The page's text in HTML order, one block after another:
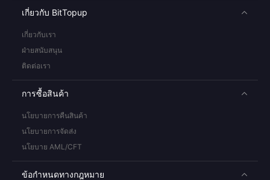
เกี่ยวกับ BitTopup
เกี่ยวกับเรา
ฝ่ายสนับสนุน
ติดต่อเรา
การซื้อสินค้า
นโยบายการคืนสินค้า
นโยบายการจัดส่ง
นโยบาย AML/CFT
ข้อกำหนดทางกฎหมาย